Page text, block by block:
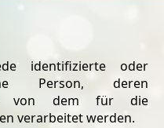
identifizierte oder
Person, deren
von dem für die
verarbeitet werden.